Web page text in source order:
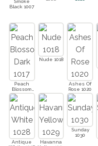
Smoke
Black 1007
Peach
Blossom
Dark 1017
Nude 1018
Ashes Of
Rose 1020
Antique
Havanna
Sunday
1030